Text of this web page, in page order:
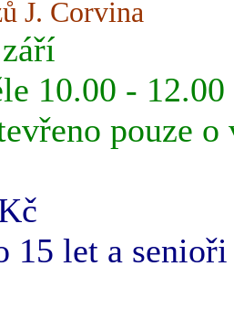
J. Corvina
10.00 -
pouze o
15 let a